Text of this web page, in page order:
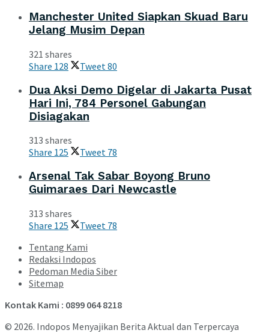
Manchester United Siapkan Skuad Baru
Jelang Musim Depan
321 shares
Share 128 Tweet80
Dua Aksi Demo Digelar di Jakarta Pusat
Hari Ini, 784 Personel Gabungan
Disiagakan
313 shares
Share 125 Tweet 78
Arsenal Tak Sabar Boyong Bruno
Guimaraes Dari Newcastle
313 shares
Share 125 Tweet 78
Tentang Kami
Redaksi Indopos
Pedoman Media Siber
Sitemap
Kontak Kami : 0899 064 8218
© 2026. Indopos Menyajikan Berita Aktual dan Terpercaya